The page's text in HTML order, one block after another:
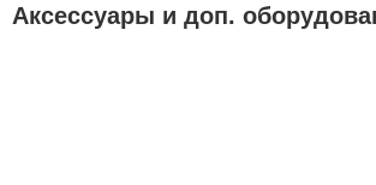
Аксессуары и доп.